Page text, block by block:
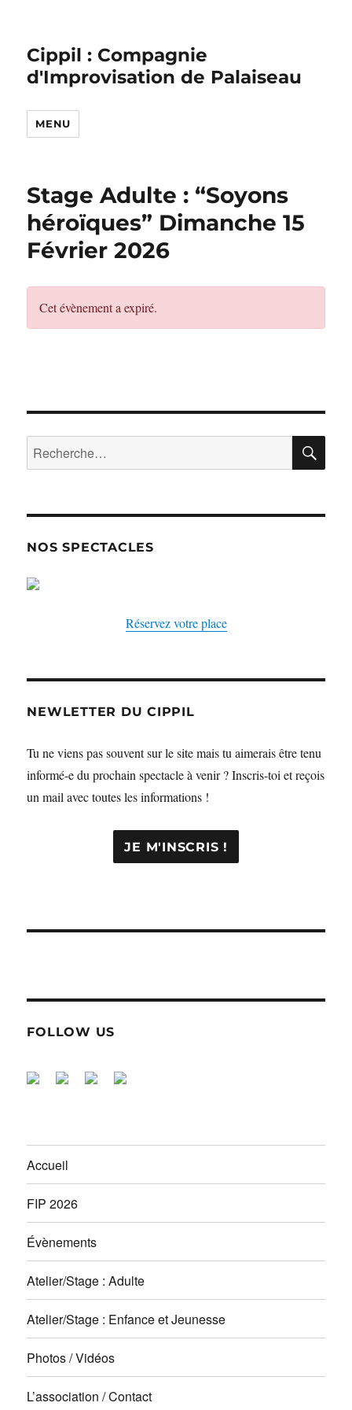
Cippil : Compagnie
d'Improvisation de Palaiseau
MENU
Stage Adulte : “Soyons
héroïques” Dimanche 15
Février 2026
Cet évènement a expiré.
Recherche
pour :
NOS SPECTACLES
Réservez votre place
NEWLETTER DU CIPPIL
Tu ne viens pas souvent sur le site mais tu aimerais être tenu
informé-e du prochain spectacle à venir ? Inscris-toi et reçois
un mail avec toutes les informations !
FOLLOW US
Accueil
FIP 2026
Évènements
Atelier/Stage : Adulte
Atelier/Stage : Enfance et Jeunesse
Photos / Vidéos
L’association / Contact